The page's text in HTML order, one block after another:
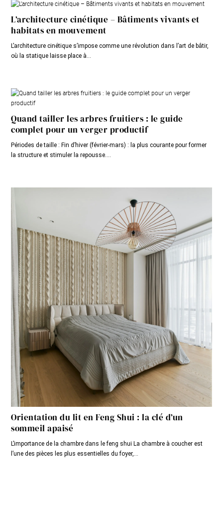
L’architecture cinétique – Bâtiments vivants et
habitats en mouvement
L’architecture cinétique s’impose comme une révolution dans l’art de bâtir,
où la statique laisse place à...
Quand tailler les arbres fruitiers : le guide
complet pour un verger productif
Périodes de taille : Fin d’hiver (février-mars) : la plus courante pour former
la structure et stimuler la repousse....
Orientation du lit en Feng Shui : la clé d’un
sommeil apaisé
L’importance de la chambre dans le feng shui La chambre à coucher est
l’une des pièces les plus essentielles du foyer,...